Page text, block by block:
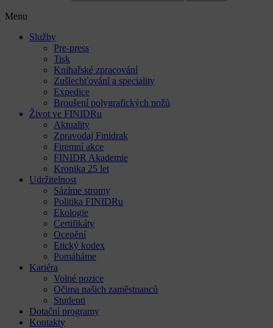
Menu
Služby
Pre-press
Tisk
Knihařské zpracování
Zušlechťování a speciality
Expedice
Broušení polygrafických nožů
Život ve FINIDRu
Aktuality
Zpravodaj Finidrak
Firemní akce
FINIDR Akademie
Kronika 25 let
Udržitelnost
Sázíme stromy
Politika FINIDRu
Ekologie
Certifikáty
Ocenění
Etický kodex
Pomáháme
Kariéra
Volné pozice
Očima našich zaměstnanců
Studenti
Dotační programy
Kontakty